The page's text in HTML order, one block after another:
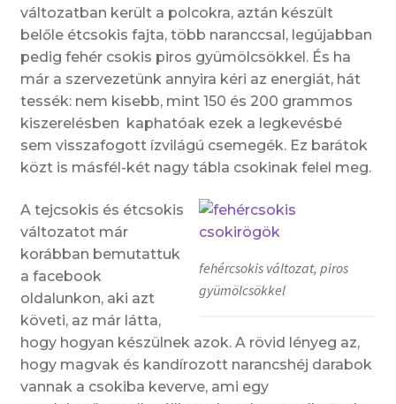
változatban került a polcokra, aztán készült
belőle étcsokis fajta, több naranccsal, legújabban
pedig fehér csokis piros gyümölcsökkel. És ha
már a szervezetünk annyira kéri az energiát, hát
tessék: nem kisebb, mint 150 és 200 grammos
kiszerelésben kaphatóak ezek a legkevésbé
sem visszafogott ízvilágú csemegék. Ez barátok
közt is másfél-két nagy tábla csokinak felel meg.
fehércsokis változat, piros
gyümölcsökkel
A tejcsokis és étcsokis
változatot már
korábban bemutattuk
a facebook
oldalunkon, aki azt
követi, az már látta,
hogy hogyan készülnek azok. A rövid lényeg az,
hogy magvak és kandírozott narancshéj darabok
vannak a csokiba keverve, ami egy